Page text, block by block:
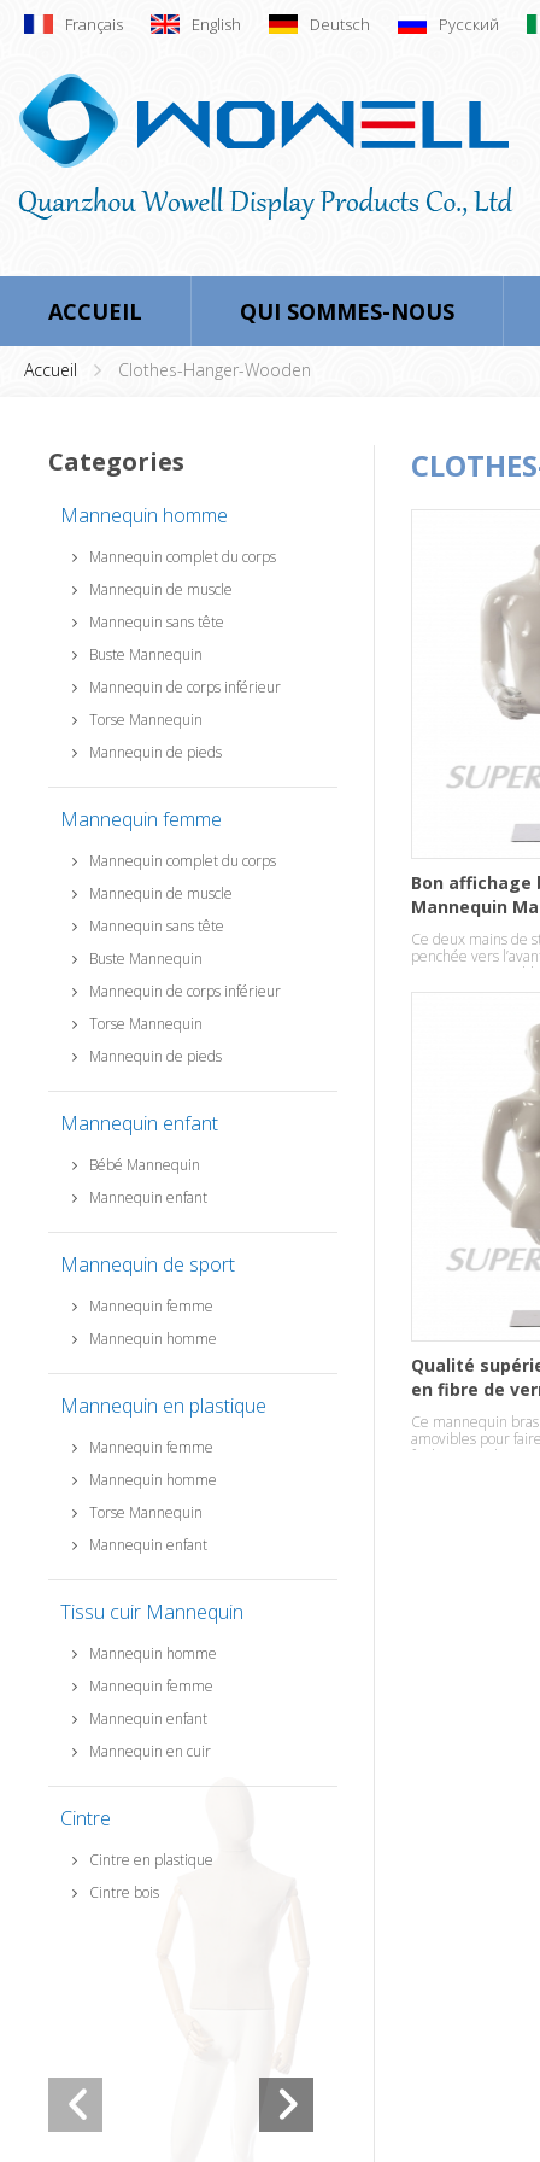
Français English Deutsch Русский
ACCUEIL QUI SOMMES-NOUS
Accueil Clothes-Hanger-Wooden
Categories
Mannequin homme
Mannequin complet du corps
Mannequin de muscle
Mannequin sans tête
Buste Mannequin
Mannequin de corps inférieur
Torse Mannequin
Mannequin de pieds
Mannequin femme
Mannequin complet du corps
Mannequin de muscle
Mannequin sans tête
Buste Mannequin
Mannequin de corps inférieur
Torse Mannequin
Mannequin de pieds
Mannequin enfant
Bébé Mannequin
Mannequin enfant
Mannequin de sport
Mannequin femme
Mannequin homme
Mannequin en plastique
Mannequin femme
Mannequin homme
Torse Mannequin
Mannequin enfant
Tissu cuir Mannequin
Mannequin homme
Mannequin femme
Mannequin enfant
Mannequin en cuir
Cintre
Cintre en plastique
Cintre bois
Bon affichage
Mannequin
Ce deux mains de
penchée vers
mains sont
tenues évolution
Qualité
en fibre de
Demi-caisse
tête
Ce mannequin
amovibles pour
facile et rapide.